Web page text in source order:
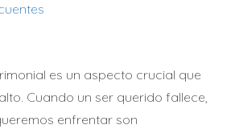
es un aspecto crucial que
Cuando un ser querido fallece,
enfrentar son